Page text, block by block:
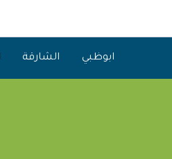
ابوظبي الشارقة